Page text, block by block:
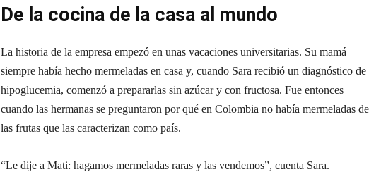
De la cocina de la casa al mundo
La historia de la empresa empezó en unas vacaciones universitarias. Su mamá
siempre había hecho mermeladas en casa y, cuando Sara recibió un diagnóstico de
hipoglucemia, comenzó a prepararlas sin azúcar y con fructosa. Fue entonces
cuando las hermanas se preguntaron por qué en Colombia no había mermeladas de
las frutas que las caracterizan como país.
“Le dije a Mati: hagamos mermeladas raras y las vendemos”, cuenta Sara.